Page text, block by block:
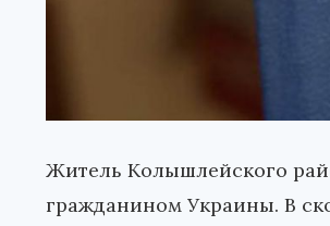
Житель Колышлейского
гражданином Украины. В